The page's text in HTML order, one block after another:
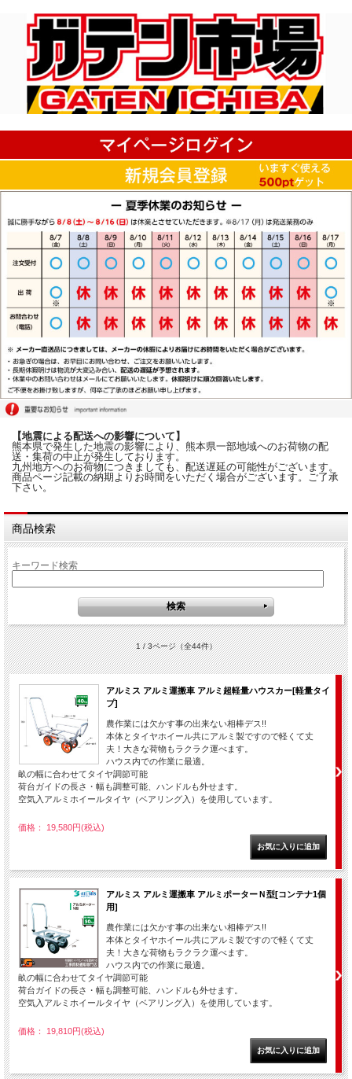
【地震による配送への影響について】
熊本県で発生した地震の影響により、熊本県一部地域へのお荷物の配
送・集荷の中止が発生しております。
九州地方へのお荷物につきましても、配送遅延の可能性がございます。
商品ページ記載の納期よりお時間をいただく場合がございます。ご了承
下さい。
商品検索
キーワード検索
1 / 3ページ（全44件）
アルミス アルミ運搬車 アルミ超軽量ハウスカー[軽量タイ
プ]
農作業には欠かす事の出来ない相棒デス!!
本体とタイヤホイール共にアルミ製ですので軽くて丈
夫！大きな荷物もラクラク運べます。
ハウス内での作業に最適。
畝の幅に合わせてタイヤ調節可能
荷台ガイドの長さ・幅も調整可能、ハンドルも外せます。
空気入アルミホイールタイヤ（ベアリング入）を使用しています。
価格： 19,580円(税込)
アルミス アルミ運搬車 アルミポーターＮ型[コンテナ1個
用]
農作業には欠かす事の出来ない相棒デス!!
本体とタイヤホイール共にアルミ製ですので軽くて丈
夫！大きな荷物もラクラク運べます。
ハウス内での作業に最適。
畝の幅に合わせてタイヤ調節可能
荷台ガイドの長さ・幅も調整可能、ハンドルも外せます。
空気入アルミホイールタイヤ（ベアリング入）を使用しています。
価格： 19,810円(税込)